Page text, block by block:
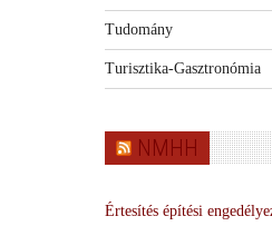
Tudomány
Turisztika-Gasztronómia
NMHH
Értesítés építési